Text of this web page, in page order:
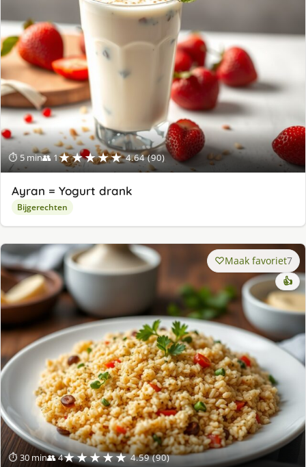
⏱ 5 min👥 1★★★★★ 4.64 (90)
Ayran = Yogurt drank
Bijgerechten
⏱ 30 min👥 4★★★★★ 4.59 (90)
Maak favoriet7
👍